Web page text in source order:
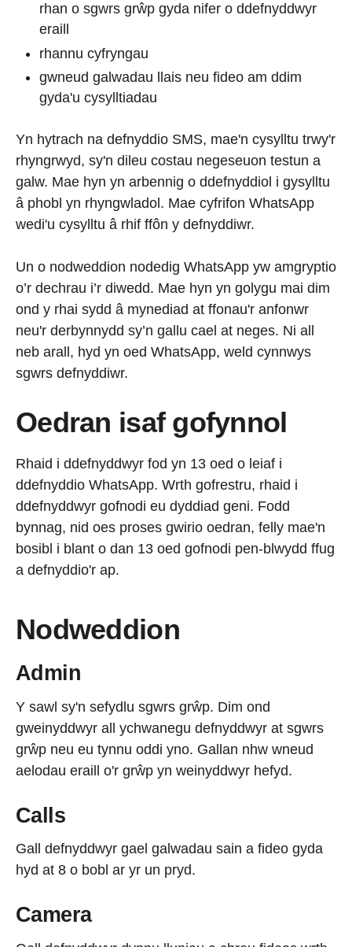
rhan o sgwrs grŵp gyda nifer o ddefnyddwyr
eraill
rhannu cyfryngau
gwneud galwadau llais neu fideo am ddim
gyda'u cysylltiadau
Yn hytrach na defnyddio SMS, mae'n cysylltu trwy'r
rhyngrwyd, sy'n dileu costau negeseuon testun a
galw. Mae hyn yn arbennig o ddefnyddiol i gysylltu
â phobl yn rhyngwladol. Mae cyfrifon WhatsApp
wedi'u cysylltu â rhif ffôn y defnyddiwr.
Un o nodweddion nodedig WhatsApp yw amgryptio
o’r dechrau i’r diwedd. Mae hyn yn golygu mai dim
ond y rhai sydd â mynediad at ffonau'r anfonwr
neu'r derbynnydd sy’n gallu cael at neges. Ni all
neb arall, hyd yn oed WhatsApp, weld cynnwys
sgwrs defnyddiwr.
Oedran isaf gofynnol
Rhaid i ddefnyddwyr fod yn 13 oed o leiaf i
ddefnyddio WhatsApp. Wrth gofrestru, rhaid i
ddefnyddwyr gofnodi eu dyddiad geni. Fodd
bynnag, nid oes proses gwirio oedran, felly mae'n
bosibl i blant o dan 13 oed gofnodi pen-blwydd ffug
a defnyddio'r ap.
Nodweddion
Admin
Y sawl sy'n sefydlu sgwrs grŵp. Dim ond
gweinyddwyr all ychwanegu defnyddwyr at sgwrs
grŵp neu eu tynnu oddi yno. Gallan nhw wneud
aelodau eraill o'r grŵp yn weinyddwyr hefyd.
Calls
Gall defnyddwyr gael galwadau sain a fideo gyda
hyd at 8 o bobl ar yr un pryd.
Camera